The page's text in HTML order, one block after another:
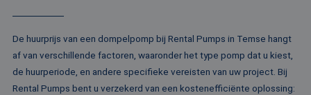
De huurprijs van een dompelpomp bij Rental Pumps in Temse hangt
af van verschillende factoren, waaronder het type pomp dat u kiest,
de huurperiode, en andere specifieke vereisten van uw project. Bij
Rental Pumps bent u verzekerd van een kostenefficiënte oplossing:
genoemde
lidc
Microsoft
Corporation
.linkedin.com
1 dag
Dit is een
MSN 1st party
die zorgt voor de